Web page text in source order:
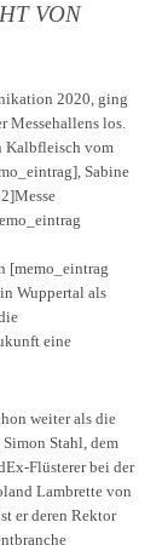
VON
2020, ging
Messehallens los.
Kalbfleisch vom
Sabine
[memo_eintrag
Wuppertal als
eine
weiter als die
Simon Stahl, dem
Flüsterer bei der
Lambrette von
er deren Rektor